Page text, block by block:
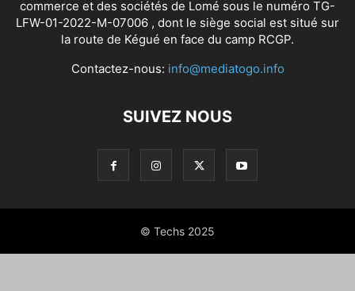
commerce et des sociétés de Lomé sous le numéro TG-
LFW-01-2022-M-07006 , dont le siège social est situé sur
la route de Kégué en face du camp RCGP.
Contactez-nous: info@mediatogo.info
SUIVEZ NOUS
© Techs 2025